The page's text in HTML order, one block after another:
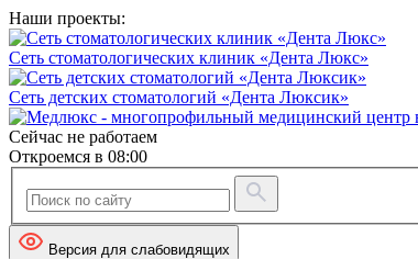
Наши проекты:
Сеть стоматологических клиник «Дента Люкс»
Сеть детских стоматологий «Дента Люксик»
Сейчас не работаем
Откроемся в 08:00
Версия для слабовидящих